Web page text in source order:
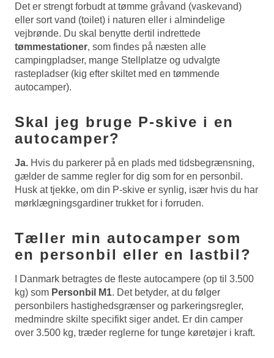
Det er strengt forbudt at tømme gråvand (vaskevand)
eller sort vand (toilet) i naturen eller i almindelige
vejbrønde. Du skal benytte dertil indrettede
tømmestationer, som findes på næsten alle
campingpladser, mange Stellplatze og udvalgte
rastepladser (kig efter skiltet med en tømmende
autocamper).
Skal jeg bruge P-skive i en
autocamper?
Ja. Hvis du parkerer på en plads med tidsbegrænsning,
gælder de samme regler for dig som for en personbil.
Husk at tjekke, om din P-skive er synlig, især hvis du har
mørklægningsgardiner trukket for i forruden.
Tæller min autocamper som
en personbil eller en lastbil?
I Danmark betragtes de fleste autocampere (op til 3.500
kg) som Personbil M1. Det betyder, at du følger
personbilers hastighedsgrænser og parkeringsregler,
medmindre skilte specifikt siger andet. Er din camper
over 3.500 kg, træder reglerne for tunge køretøjer i kraft.